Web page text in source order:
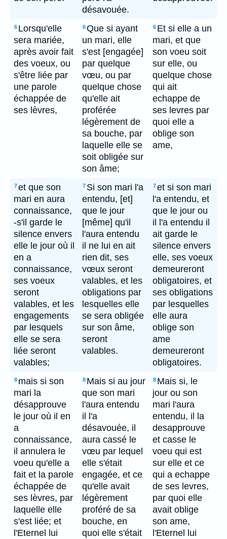
désavouée.
6 Lorsqu'elle
sera mariée,
après avoir fait
des voeux, ou
s'être liée par
une parole
échappée de
ses lèvres,
6Que si ayant
un mari, elle
s'est [engagée]
par quelque
vœu, ou par
quelque chose
qu'elle ait
proférée
légèrement de
sa bouche, par
laquelle elle se
soit obligée sur
son âme;
6 Et si elle a un
mari, et que
son voeu soit
sur elle, ou
quelque chose
qui ait
echappe de
ses levres par
quoi elle a
oblige son
ame,
7et que son
mari en aura
connaissance,
-s'il garde le
silence envers
elle le jour où il
en a
connaissance,
ses voeux
seront
valables, et les
engagements
par lesquels
elle se sera
liée seront
valables;
7 Si son mari l'a
entendu, [et]
que le jour
[même] qu'il
l'aura entendu
il ne lui en ait
rien dit, ses
vœux seront
valables, et les
obligations par
lesquelles elle
se sera obligée
sur son âme,
seront
valables.
7et si son mari
l'a entendu, et
que le jour ou
il l'a entendu il
ait garde le
silence envers
elle, ses voeux
demeureront
obligatoires, et
ses obligations
par lesquelles
elle aura
oblige son
ame
demeureront
obligatoires.
8 mais si son
mari la
désapprouve
le jour où il en
a
connaissance,
il annulera le
voeu qu'elle a
fait et la parole
échappée de
ses lèvres, par
laquelle elle
s'est liée; et
l'Eternel lui
8 Mais si au jour
que son mari
l'aura entendu
il l'a
désavouée, il
aura cassé le
vœu par lequel
elle s'était
engagée, et ce
qu'elle avait
légèrement
proféré de sa
bouche, en
quoi elle s'était
8 Mais si, le
jour ou son
mari l'aura
entendu, il la
desapprouve
et casse le
voeu qui est
sur elle et ce
qui a echappe
de ses levres,
par quoi elle
avait oblige
son ame,
l'Eternel lui